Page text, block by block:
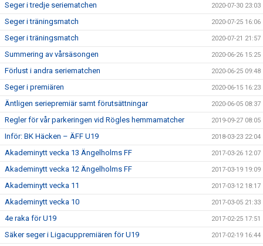
Seger i tredje seriematchen 2020-07-30 23:03
Seger i träningsmatch 2020-07-25 16:06
Seger i träningsmatch 2020-07-21 21:57
Summering av vårsäsongen 2020-06-26 15:25
Förlust i andra seriematchen 2020-06-25 09:48
Seger i premiären 2020-06-15 16:23
Äntligen seriepremiär samt förutsättningar 2020-06-05 08:37
Regler för vår parkeringen vid Rögles hemmamatcher 2019-09-27 08:05
Inför: BK Häcken – ÄFF U19 2018-03-23 22:04
Akademinytt vecka 13 Ängelholms FF 2017-03-26 12:07
Akademinytt vecka 12 Ängelholms FF 2017-03-19 19:09
Akademinytt vecka 11 2017-03-12 18:17
Akademinytt vecka 10 2017-03-05 21:33
4e raka för U19 2017-02-25 17:51
Säker seger i Ligacuppremiären för U19 2017-02-19 16:44